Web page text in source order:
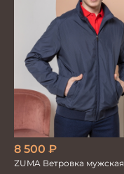
8 500 ₽
ZUMA Ветровка мужская